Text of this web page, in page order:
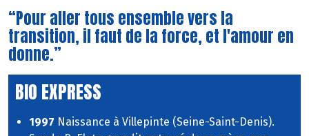
“Pour aller tous ensemble vers la
transition, il faut de la force, et l'amour en
donne.”
BIO EXPRESS
1997 Naissance à Villepinte (Seine-Saint-Denis).